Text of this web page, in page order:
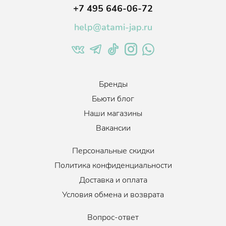
+7 495 646-06-72
help@atami-jap.ru
Бренды
Бьюти блог
Наши магазины
Вакансии
Персональные скидки
Политика конфиденциальности
Доставка и оплата
Условия обмена и возврата
Вопрос-ответ